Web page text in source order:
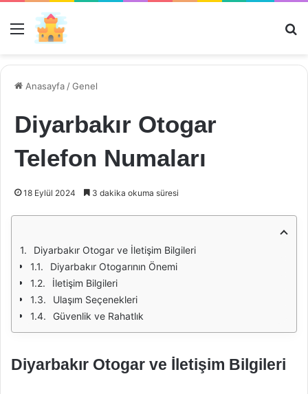
Menü
Anasayfa /Genel
Diyarbakır Otogar
Telefon Numaları
18 Eylül 2024 3 dakika okuma süresi
Diyarbakır Otogar ve İletişim Bilgileri
Diyarbakır Otogarının Önemi
İletişim Bilgileri
Ulaşım Seçenekleri
Güvenlik ve Rahatlık
Diyarbakır Otogar ve İletişim Bilgileri